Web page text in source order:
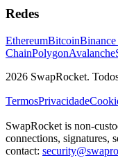
Redes
EthereumBitcoinBinance
ChainPolygonAvalanche
2026 SwapRocket.
TermosPrivacidade
SwapRocket is non-
connections, signatures,
contact: